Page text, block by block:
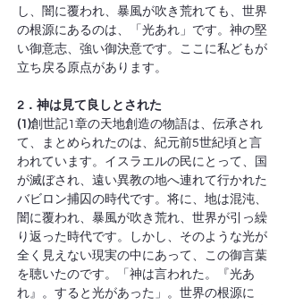
し、闇に覆われ、暴風が吹き荒れても、世界
の根源にあるのは、「光あれ」です。神の堅
い御意志、強い御決意です。ここに私どもが
立ち戻る原点があります。
2．神は見て良しとされた
(1)創世記1章の天地創造の物語は、伝承され
て、まとめられたのは、紀元前5世紀頃と言
われています。イスラエルの民にとって、国
が滅ぼされ、遠い異教の地へ連れて行かれた
バビロン捕囚の時代です。将に、地は混沌、
闇に覆われ、暴風が吹き荒れ、世界が引っ繰
り返った時代です。しかし、そのような光が
全く見えない現実の中にあって、この御言葉
を聴いたのです。「神は言われた。『光あ
れ』。すると光があった」。世界の根源に